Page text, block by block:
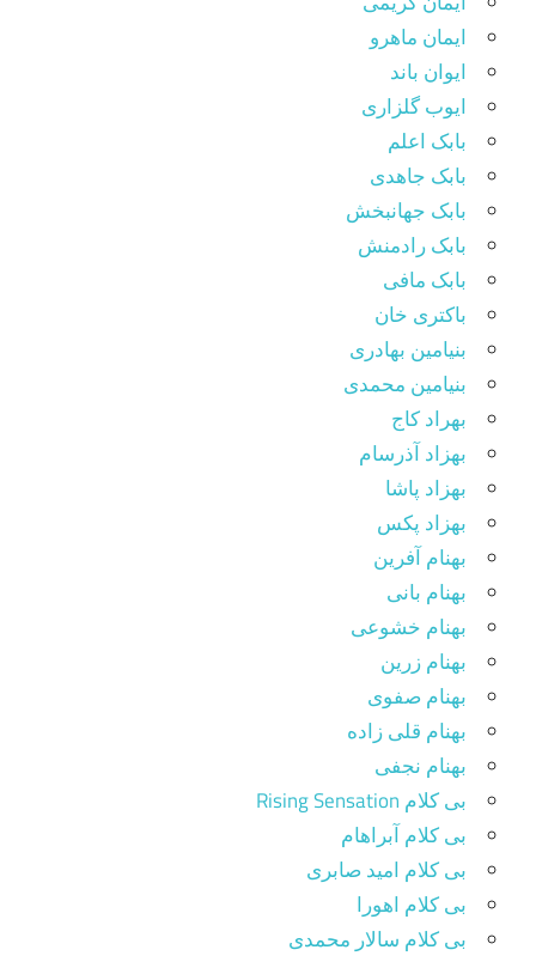
ایمان ماهرو
ایوان باند
ایوب گلزاری
بابک اعلم
بابک جاهدی
بابک جهانبخش
بابک رادمنش
بابک مافی
باکتری خان
بنیامین بهادری
بنیامین محمدی
بهراد کاج
بهزاد آذرسام
بهزاد پاشا
بهزاد پکس
بهنام آفرین
بهنام بانی
بهنام خشوعی
بهنام زرین
بهنام صفوی
بهنام قلی زاده
بهنام نجفی
بی کلام Rising Sensation
بی کلام آبراهام
بی کلام امید صابری
بی کلام اهورا
بی کلام سالار محمدی